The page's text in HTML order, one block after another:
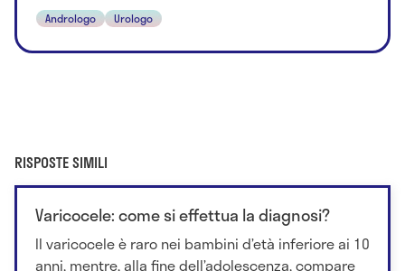
Andrologo Urologo
RISPOSTE SIMILI
Varicocele: come si effettua la diagnosi?
Il varicocele è raro nei bambini d’età inferiore ai 10
anni, mentre, alla fine dell’adolescenza, compare